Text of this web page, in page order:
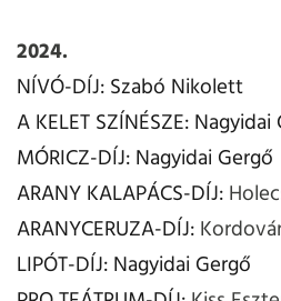
2024.
NÍVÓ-DÍJ: Szabó Nikolett
A KELET SZÍNÉSZE: Nagyidai
MÓRICZ-DÍJ: Nagyidai Gergő
ARANY KALAPÁCS-DÍJ:
ARANYCERUZA-DÍJ:
LIPÓT-DÍJ: Nagyidai Gergő